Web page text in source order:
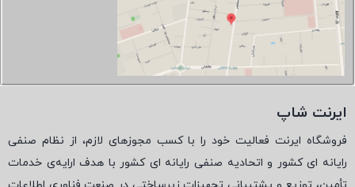
ایرنت شاپ
فروشگاه ایرنت فعالیت خود را با کسب مجوزهای لازم، از نظام صنفی
رایانه ای کشور و اتحادیه صنفی رایانه ای کشور با هدف ارایه‌ی خدمات